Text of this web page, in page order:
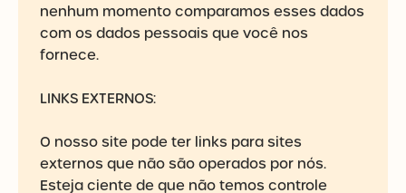
nenhum momento comparamos esses dados
com os dados pessoais que você nos
fornece.
LINKS EXTERNOS:
O nosso site pode ter links para sites
externos que não são operados por nós.
Esteja ciente de que não temos controle